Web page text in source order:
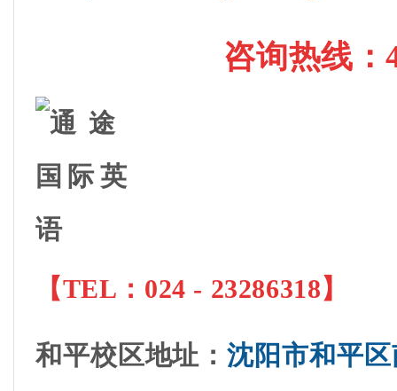
咨询热线
【TEL：024 - 23286318】
和平校区地址 ：沈阳市和平